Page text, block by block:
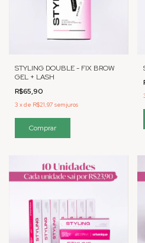
STYLING DOUBLE - FIX BROW
GEL + LASH
R$65,90
3 xde R$21,97 sem juros